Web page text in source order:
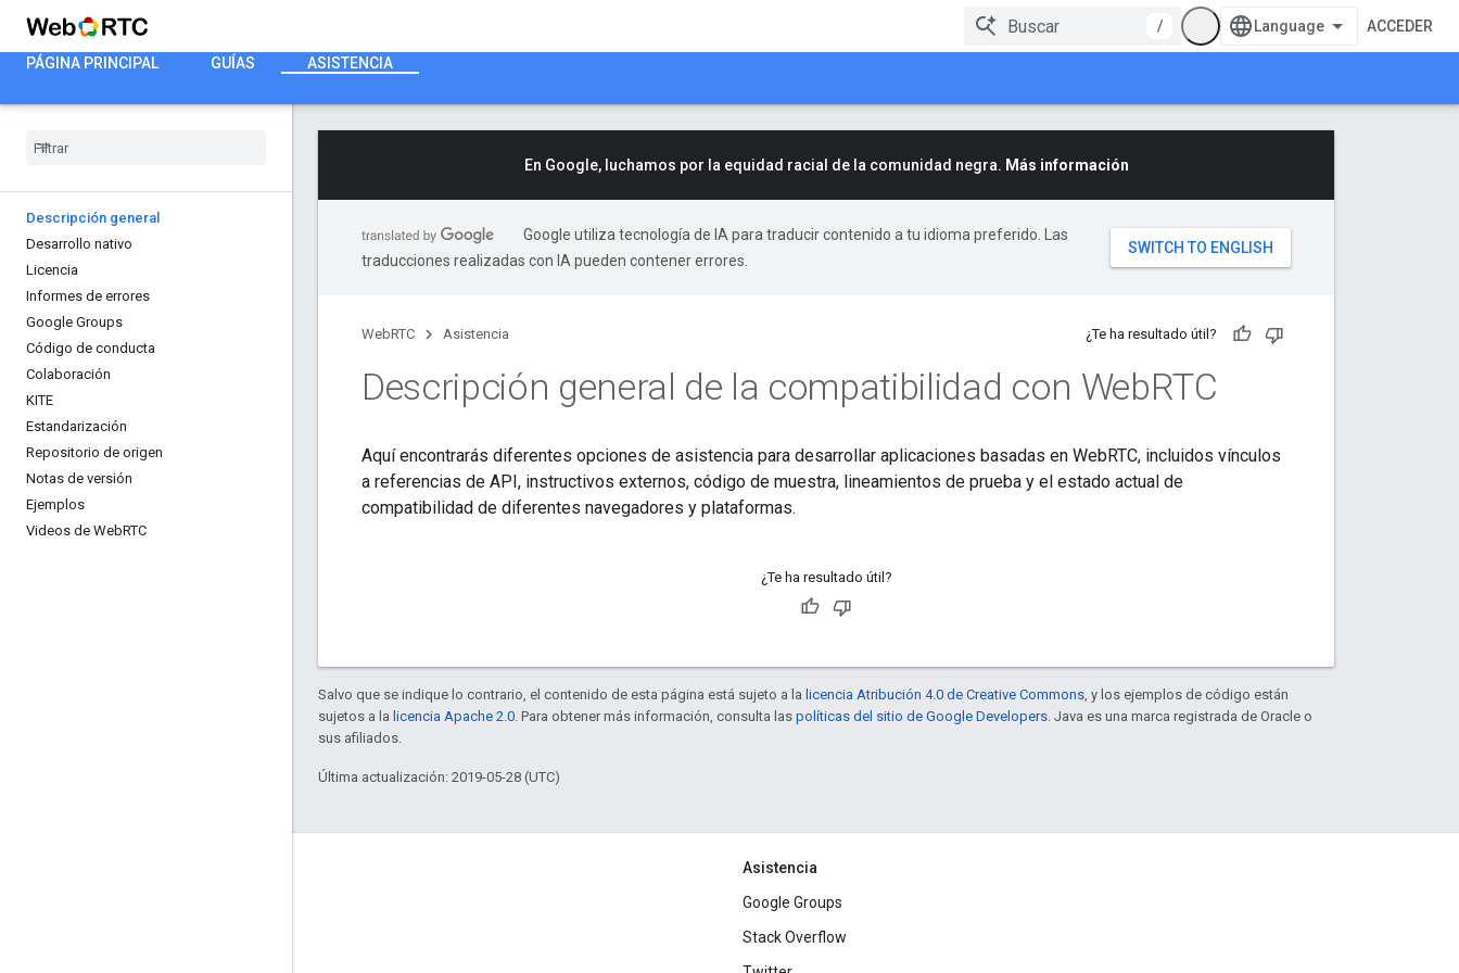
/ ACCEDER
PÁGINA PRINCIPAL GUÍAS ASISTENCIA
Descripción general
Desarrollo nativo
Licencia
Informes de errores
Google Groups
Código de conducta
Colaboración
KITE
Estandarización
Repositorio de origen
Notas de versión
Ejemplos
Videos de WebRTC
En Google, luchamos por la equidad racial de la comunidad negra. Más información
Google utiliza tecnología de IA para traducir contenido a tu idioma preferido. Las
traducciones realizadas con IA pueden contener errores.
WebRTC Asistencia ¿Te ha resultado útil?
Descripción general de la compatibilidad con WebRTC
Aquí encontrarás diferentes opciones de asistencia para desarrollar aplicaciones basadas en WebRTC, incluidos vínculos
a referencias de API, instructivos externos, código de muestra, lineamientos de prueba y el estado actual de
compatibilidad de diferentes navegadores y plataformas.
¿Te ha resultado útil?
Salvo que se indique lo contrario, el contenido de esta página está sujeto a la licencia Atribución 4.0 de Creative Commons, y los ejemplos de código están
sujetos a la licencia Apache 2.0. Para obtener más información, consulta las políticas del sitio de Google Developers. Java es una marca registrada de Oracle o
sus afiliados.
Última actualización: 2019-05-28 (UTC)
Asistencia
Google Groups
Stack Overflow